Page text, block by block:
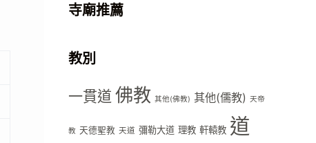
寺廟推薦
教別
一貫道 佛教 其他(佛教) 其他(儒教) 天帝
教 天德聖教 天道 彌勒大道 理教 軒轅教 道